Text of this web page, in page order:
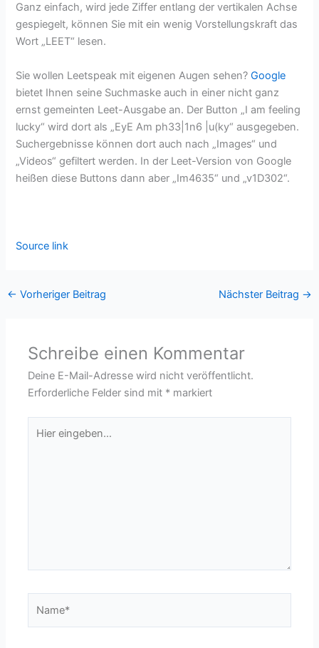
Ganz einfach, wird jede Ziffer entlang der vertikalen Achse
gespiegelt, können Sie mit ein wenig Vorstellungskraft das
Wort „LEET“ lesen.
Sie wollen Leetspeak mit eigenen Augen sehen?Google
bietet Ihnen seine Suchmaske auch in einer nicht ganz
ernst gemeinten Leet-Ausgabe an. Der Button „I am feeling
lucky“ wird dort als „EyE Am ph33|1n6 |u(ky“ ausgegeben.
Suchergebnisse können dort auch nach „Images“ und
„Videos“ gefiltert werden. In der Leet-Version von Google
heißen diese Buttons dann aber „Im4635“ und „v1D302“.
Source link
← Vorheriger Beitrag Nächster Beitrag →
Schreibe einen Kommentar
Deine E-Mail-Adresse wird nicht veröffentlicht.
Erforderliche Felder sind mit * markiert
eingeben…